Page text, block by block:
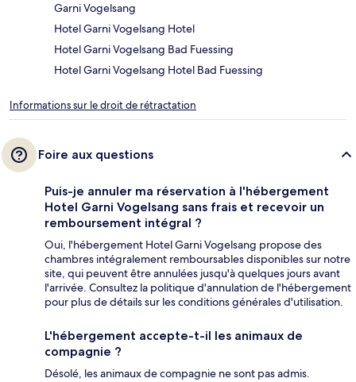
Garni Vogelsang
Hotel Garni Vogelsang Hotel
Hotel Garni Vogelsang Bad Fuessing
Hotel Garni Vogelsang Hotel Bad Fuessing
Informations sur le droit de rétractation
Foire aux questions
Puis-je annuler ma réservation à l'hébergement
Hotel Garni Vogelsang sans frais et recevoir un
remboursement intégral ?
Oui, l'hébergement Hotel Garni Vogelsang propose des
chambres intégralement remboursables disponibles sur notre
site, qui peuvent être annulées jusqu'à quelques jours avant
l'arrivée. Consultez la politique d'annulation de l'hébergement
pour plus de détails sur les conditions générales d'utilisation.
L'hébergement accepte-t-il les animaux de
compagnie ?
Désolé, les animaux de compagnie ne sont pas admis.